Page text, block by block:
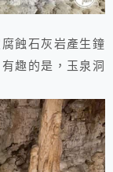
蝕石灰岩產生鐘
趣的是，玉泉洞